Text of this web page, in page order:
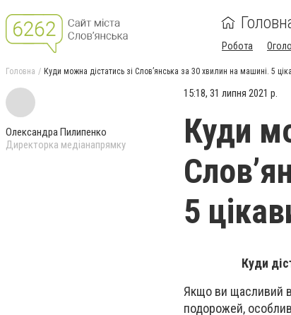
Робота
Головна Куди можна дістатись зі Слов’янська за 30 хвилин на машині. 5
Олександра Пилипенко
Директорка медіанапрямку
15:18, 31 липня 2021 р.
Куди
5
Куди
Якщо ви щасливий
подорожей,